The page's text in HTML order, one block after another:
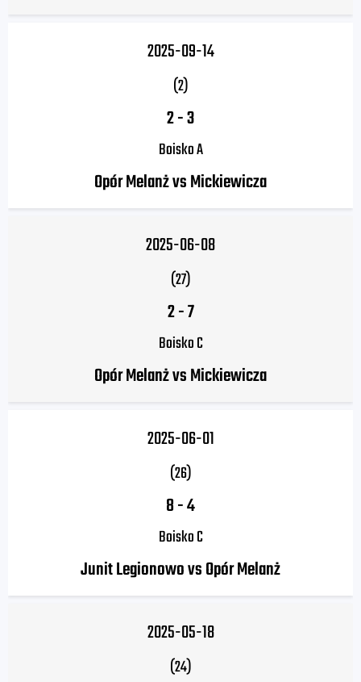
2025-09-14
(2)
2-3
Boisko A
Opór Melanż vs Mickiewicza
2025-06-08
(27)
2-7
Boisko C
Opór Melanż vs Mickiewicza
2025-06-01
(26)
8-4
Boisko C
Junit Legionowo vs Opór Melanż
2025-05-18
(24)